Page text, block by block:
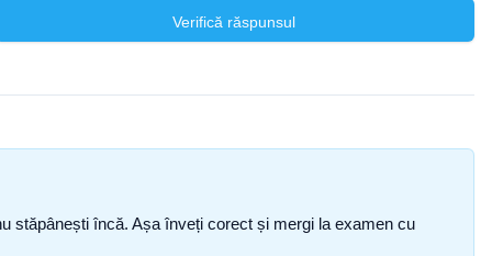
Verifică răspunsul
stăpânești încă. Așa înveți corect și mergi la examen cu